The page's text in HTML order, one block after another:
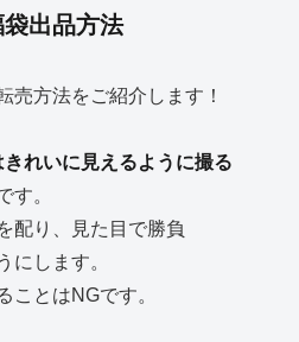
出品方法
売方法をご紹介します！
れいに見えるように撮る
す。
配り、見た目で勝負
にします。
ことはNGです。